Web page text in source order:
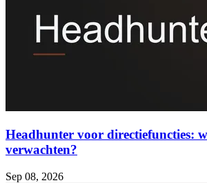
Headhunter voor directiefuncties:
verwachten?
Sep 08, 2026